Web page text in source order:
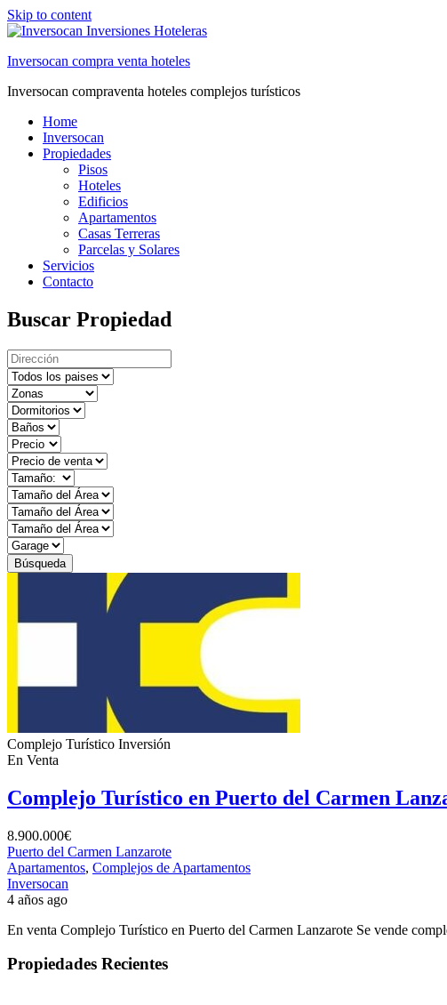
Skip to content
Inversocan compra venta hoteles
Inversocan compraventa hoteles complejos turísticos
Home
Inversocan
Propiedades
Pisos
Hoteles
Edificios
Apartamentos
Casas Terreras
Parcelas y Solares
Servicios
Contacto
Buscar Propiedad
Búsqueda
Complejo Turístico Inversión
En Venta
Complejo Turístico en Puerto del Carmen
8.900.000€
Puerto del Carmen Lanzarote
Apartamentos, Complejos de Apartamentos
Inversocan
4 años ago
En venta Complejo Turístico en Puerto del Carmen Lanzarote Se vende
Propiedades Recientes